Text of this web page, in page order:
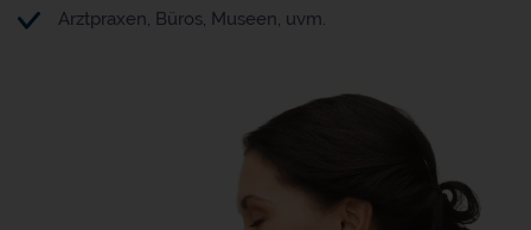
Arztpraxen, Büros, Museen, uvm.